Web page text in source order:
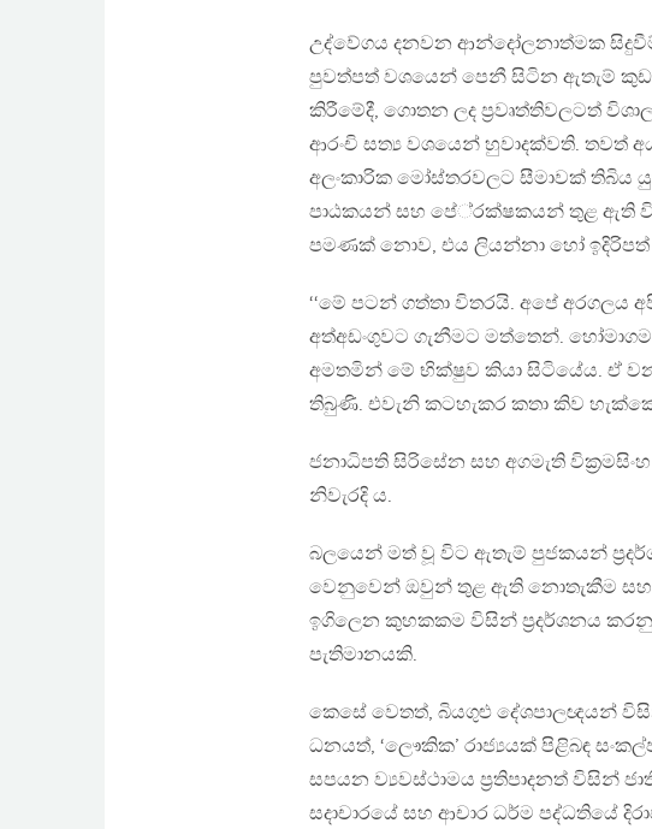
උද්වේගය දනවන ආන්දෝලනාත්මක
පුවත්පත් වශයෙන් පෙනී සිටින ඇතැම්
කිරීමේදී, ගොතන ලද ප‍්‍රවෘත්තිවලටත්
ආරංචි සත්‍ය වශයෙන් හුවාදක්වති. තවත්
අලංකාරික මෝස්තරවලට සීමාවක් තිබිය
පාඨකයන් සහ පේ‍්‍රක්ෂකයන් තුළ ඇති
පමණක් නොව, එය ලියන්නා හෝ ඉදිරිපත්
‘‘මේ පටන් ගත්තා විතරයි. අපේ අරගලය
අත්අඩංගුවට ගැනීමට මත්තෙන්.
අමතමින් මේ භික්ෂුව කියා සිටියේය. ඒ
තිබුණි. එවැනි කටහැකර කතා කිව
ජනාධිපති සිරිසේන සහ අගමැති
නිවැරදි ය.
බලයෙන් මත් වූ විට ඇතැම් පුජකයන්
වෙනුවෙන් ඔවුන් තුළ ඇති නොතැකීම සහ
ඉගිලෙන කුහකකම විසින් ප‍්‍රදර්ශනය
පැතිමානයකි.
කෙසේ වෙතත්, බියගුළු දේශපාලඥයන්
ධනයත්, ‘ලෞකික’ රාජ්‍යයක් පිළිබඳ
සපයන ව්‍යවස්ථාමය ප‍්‍රතිපාදනත් විසින්
සදාචාරයේ සහ ආචාර ධර්ම පද්ධතියේ